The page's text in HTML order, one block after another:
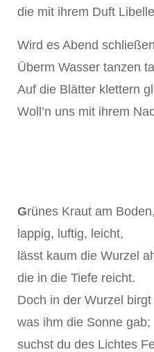
die mit ihrem Duft
Wird es Abend
Überm Wasser tanzen
Auf die Blätter klettern
Woll’n uns mit ihrem
Grünes Kraut am Boden,
lappig, luftig, leicht,
lässt kaum die Wurzel
die in die Tiefe reicht.
Doch in der Wurzel birgt
was ihm die Sonne gab;
suchst du des Lichtes